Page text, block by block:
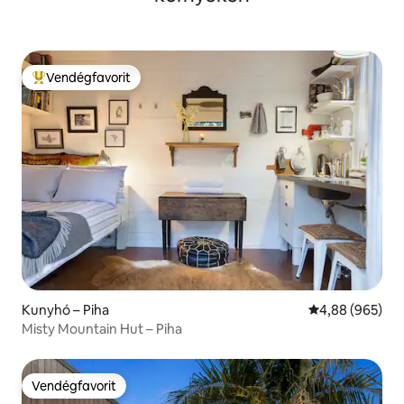
Kiemelt vendégfavorit
Vendégfavorit
Kunyhó – Piha Átlagos
4,88 (965)
Misty Mountain Hut – Piha
Vendégfavorit
Vendégfavorit